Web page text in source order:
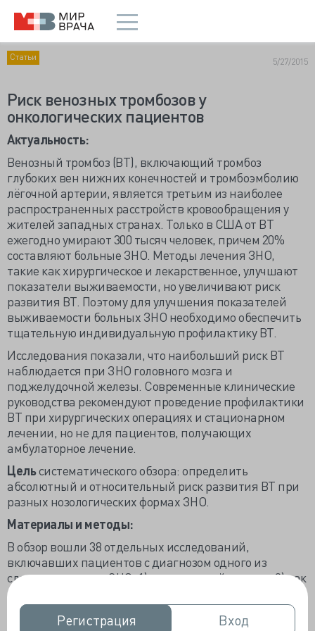
Регистрация
Регистрация Вход
Вход
Статьи 5/27/2015
Риск венозных тромбозов у
онкологических пациентов
Актуальность:
Венозный тромбоз (ВТ), включающий тромбоз
глубоких вен нижних конечностей и тромбоэмболию
лёгочной артерии, является третьим из наиболее
распространенных расстройств кровообращения у
жителей западных странах. Только в США от ВТ
ежегодно умирают 300 тысяч человек, причем 20%
составляют больные ЗНО. Методы лечения ЗНО,
такие как хирургическое и лекарственное, улучшают
показатели выживаемости, но увеличивают риск
развития ВТ. Поэтому для улучшения показателей
выживаемости больных ЗНО необходимо обеспечить
тщательную индивидуальную профилактику ВТ.
Исследования показали, что наибольший риск ВТ
наблюдается при ЗНО головного мозга и
поджелудочной железы. Современные клинические
руководства рекомендуют проведение профилактики
ВТ при хирургических операциях и стационарном
лечении, но не для пациентов, получающих
амбулаторное лечение.
Цельсистематического обзора: определить
абсолютный и относительный риск развития ВТ при
разных нозологических формах ЗНО.
Материалы и методы:
В обзор вошли 38 отдельных исследований,
включавших пациентов с диагнозом одного из
следующих типов ЗНО: 1) рак молочной железы; 2) рак
легких; 3) рак толстой кишки; 4) рак предстательной
железы; 5) ЗНО головного мозга; 6) ЗНО костей; 7) рак
поджелудочной железы; 6) онкогематологические